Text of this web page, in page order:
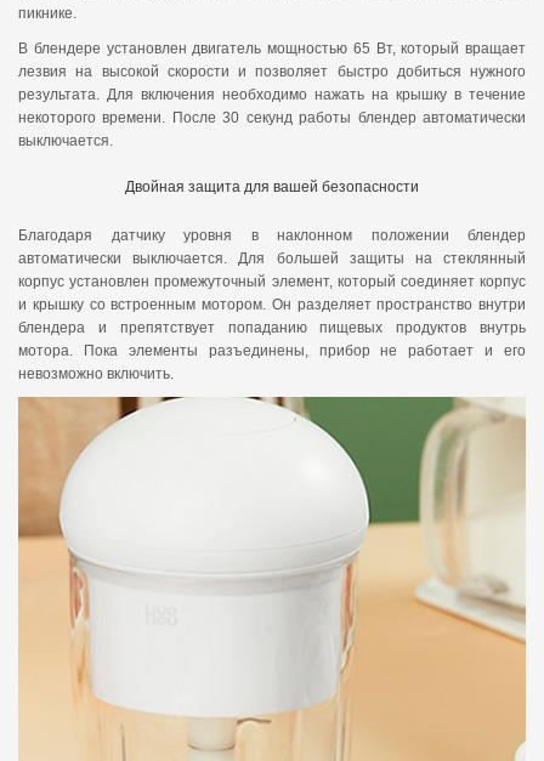
пикнике.
В блендере установлен двигатель мощностью 65 Вт, который вращает
лезвия на высокой скорости и позволяет быстро добиться нужного
результата. Для включения необходимо нажать на крышку в течение
некоторого времени. После 30 секунд работы блендер автоматически
выключается.
Двойная защита для вашей безопасности
Благодаря датчику уровня в наклонном положении блендер
автоматически выключается. Для большей защиты на стеклянный
корпус установлен промежуточный элемент, который соединяет корпус
и крышку со встроенным мотором. Он разделяет пространство внутри
блендера и препятствует попаданию пищевых продуктов внутрь
мотора. Пока элементы разъединены, прибор не работает и его
невозможно включить.